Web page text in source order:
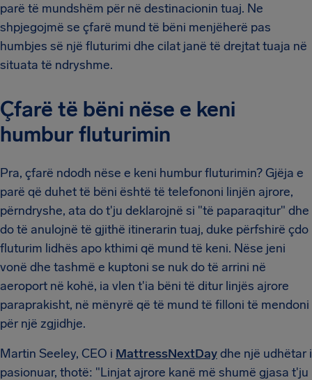
parë të mundshëm për në destinacionin tuaj. Ne
shpjegojmë se çfarë mund të bëni menjëherë pas
humbjes së një fluturimi dhe cilat janë të drejtat tuaja në
situata të ndryshme.
Çfarë të bëni nëse e keni
humbur fluturimin
Pra, çfarë ndodh nëse e keni humbur fluturimin? Gjëja e
parë që duhet të bëni është të telefononi linjën ajrore,
përndryshe, ata do t'ju deklarojnë si "të paparaqitur" dhe
do të anulojnë të gjithë itinerarin tuaj, duke përfshirë çdo
fluturim lidhës apo kthimi që mund të keni. Nëse jeni
vonë dhe tashmë e kuptoni se nuk do të arrini në
aeroport në kohë, ia vlen t'ia bëni të ditur linjës ajrore
paraprakisht, në mënyrë që të mund të filloni të mendoni
për një zgjidhje.
Martin Seeley, CEO i MattressNextDaydhe një udhëtar i
pasionuar, thotë: "Linjat ajrore kanë më shumë gjasa t'ju